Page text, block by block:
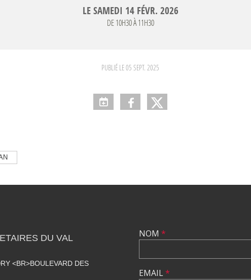
LESAMEDI 14 FÉVR. 2026
DE 10H30 À 11H30
PUBLIÉ LE05 SEPT. 2025
DU VAL
<BR>BOULEVARD DES
NOM *
EMAIL*